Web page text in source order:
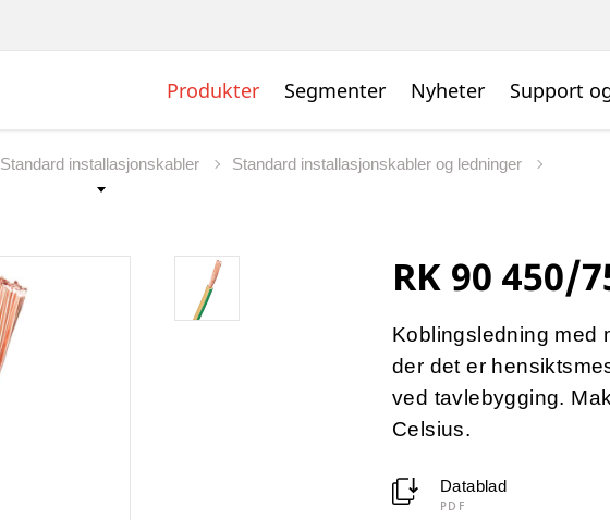
Produkter Segmenter Nyheter Support
Standard installasjonskabler
Standard installasjonskabler og ledninger
RK 90 450/
Koblingsledning med
der det er
ved tavlebygging.
Celsius.
Datablad
PDF